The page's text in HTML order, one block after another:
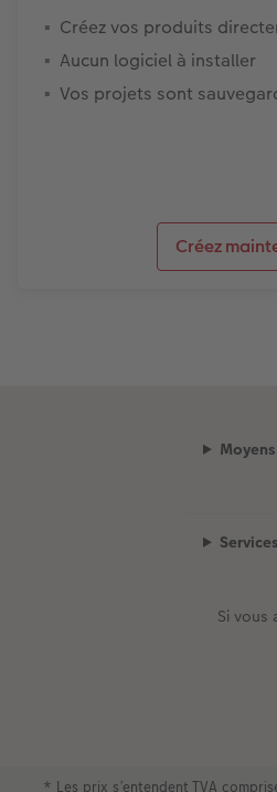
Créez vos produits
Aucun logiciel à installer
Vos projets sont
Créez
Services
Si vous
* Les prix s’entendent TVA